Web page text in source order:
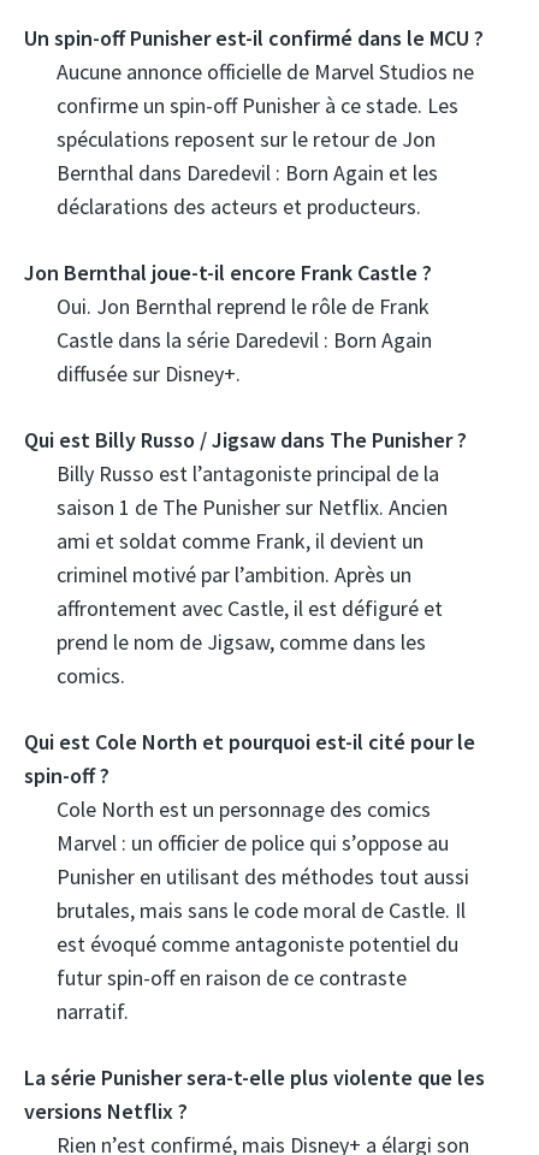
Un spin-off Punisher est-il confirmé dans le MCU ?
Aucune annonce officielle de Marvel Studios ne
confirme un spin-off Punisher à ce stade. Les
spéculations reposent sur le retour de Jon
Bernthal dans Daredevil : Born Again et les
déclarations des acteurs et producteurs.
Jon Bernthal joue-t-il encore Frank Castle ?
Oui. Jon Bernthal reprend le rôle de Frank
Castle dans la série Daredevil : Born Again
diffusée sur Disney+.
Qui est Billy Russo / Jigsaw dans The Punisher ?
Billy Russo est l’antagoniste principal de la
saison 1 de The Punisher sur Netflix. Ancien
ami et soldat comme Frank, il devient un
criminel motivé par l’ambition. Après un
affrontement avec Castle, il est défiguré et
prend le nom de Jigsaw, comme dans les
comics.
Qui est Cole North et pourquoi est-il cité pour le
spin-off ?
Cole North est un personnage des comics
Marvel : un officier de police qui s’oppose au
Punisher en utilisant des méthodes tout aussi
brutales, mais sans le code moral de Castle. Il
est évoqué comme antagoniste potentiel du
futur spin-off en raison de ce contraste
narratif.
La série Punisher sera-t-elle plus violente que les
versions Netflix ?
Rien n’est confirmé, mais Disney+ a élargi son